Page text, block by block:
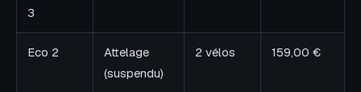
3
Eco 2
Attelage
(suspendu)
2 vélos 159,00 €